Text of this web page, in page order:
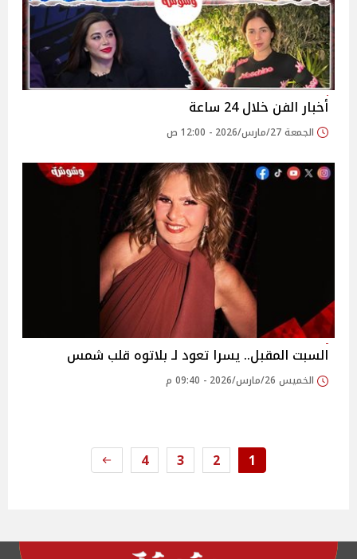
أخبار الفن خلال 24 ساعة
الجمعة 27/مارس/2026 - 12:00 ص
السبت المقبل.. يسرا تعود لـ بلاتوه قلب شمس
الخميس 26/مارس/2026 - 09:40 م
1
2
3
4